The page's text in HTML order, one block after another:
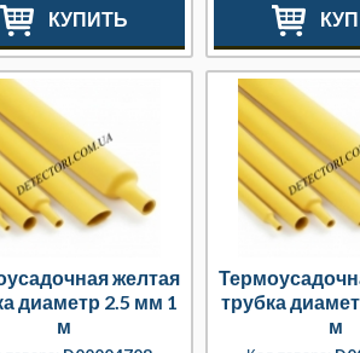
КУПИТЬ
желтая
диаметр 2.5 мм 1
м
трубка
м